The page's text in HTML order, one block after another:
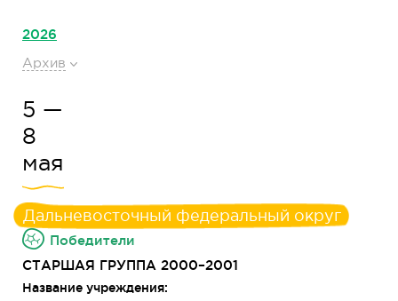
2026
Архив
5 —
8
мая
Дальневосточный федеральный округ
Победители
СТАРШАЯ ГРУППА 2000–2001
Название учреждения: